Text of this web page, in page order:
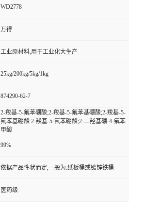
WD2778
万得
工业原材料,用于工业化大生产
25kg/200kg/5kg/1kg
874290-62-7
2-羧基-5-氟苯硼酸;2-羧基-5-氟苯基硼酸;2-羧基-5-
氟苯基硼酸 2-羧基-5-氟苯硼酸;2-二羟基硼-4-氟苯
甲酸
99%
依据产品性状而定,一般为:纸板桶或镀锌铁桶
医药级